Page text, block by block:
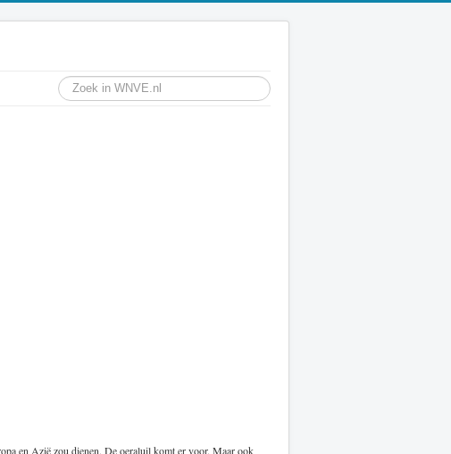
en Azië zou dienen. De oeraluil komt er voor. Maar ook